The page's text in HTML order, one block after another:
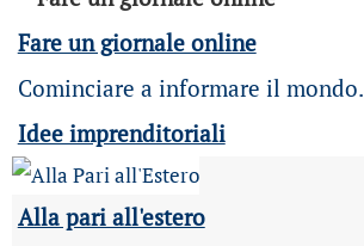
Fare un giornale online
Cominciare a informare il mondo.
Idee imprenditoriali
Alla pari all'estero